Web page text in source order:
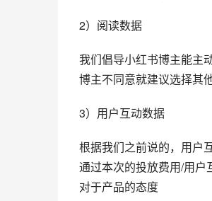
2）阅读数据
我们倡导小红书博主能主
博主不同意就建议选择其
3）用户互动数据
根据我们之前说的，用户
通过本次的投放费用/用户
对于产品的态度